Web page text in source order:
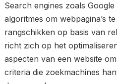
Search engines zoals
algoritmes om webpagina’s
rangschikken op basis van
richt zich op het
aspecten van een website
criteria die zoekmachines